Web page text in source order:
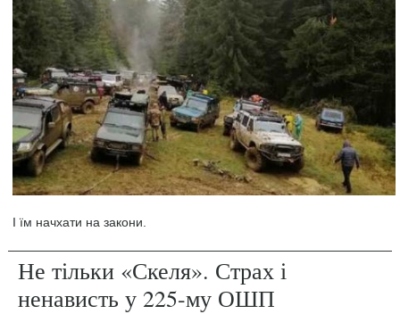
І їм начхати на закони.
Не тільки «Скеля». Страх і
ненависть у 225-му ОШП